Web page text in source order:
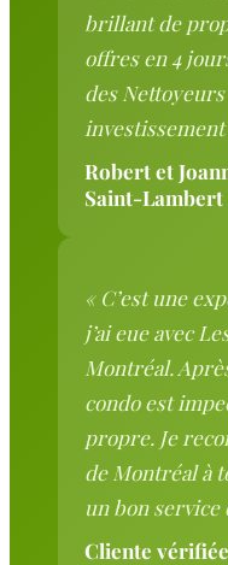
brillant de
offres en 4
des
Robert et
Saint-Lambert
« C’est une
j’ai eue avec
Montréal.
condo est
propre. Je
de Montréal à
un bon service
Cliente